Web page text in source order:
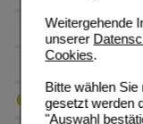
Weitergehende
unserer
Cookies.
Bitte wählen
gesetzt werden
"Auswahl